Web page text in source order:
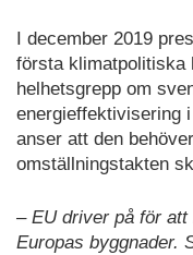
I december 2019
första klimatpolitiska
helhetsgrepp om
energieffektivisering
anser att den
omställningstakten
– EU driver på för
Europas byggnader.